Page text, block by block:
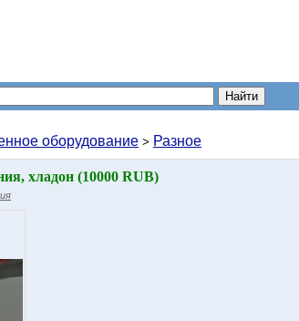
оборудование > Разное
хладон (10000 RUB)